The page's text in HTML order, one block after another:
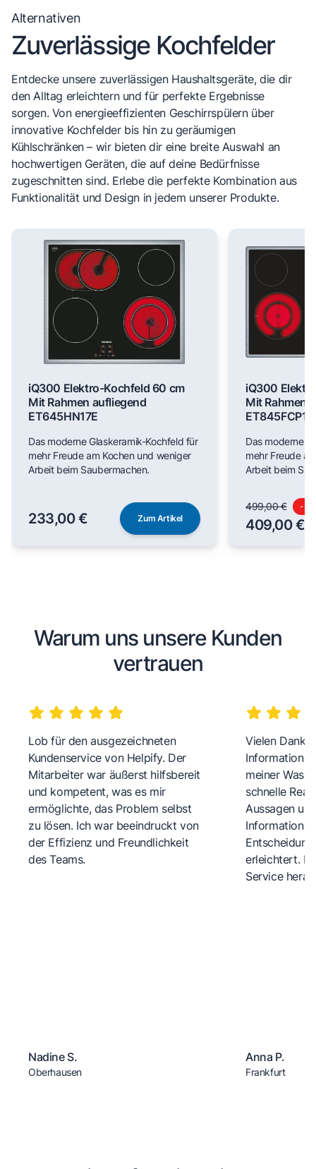
Alternativen
Zuverlässige Kochfelder
Entdecke unsere zuverlässigen Haushaltsgeräte, die dir
den Alltag erleichtern und für perfekte Ergebnisse
sorgen. Von energieeffizienten Geschirrspülern über
innovative Kochfelder bis hin zu geräumigen
Kühlschränken – wir bieten dir eine breite Auswahl an
hochwertigen Geräten, die auf deine Bedürfnisse
zugeschnitten sind. Erlebe die perfekte Kombination aus
Funktionalität und Design in jedem unserer Produkte.
iQ300 Elektro-Kochfeld 60 cm
Mit Rahmen aufliegend
ET645HN17E
Das moderne Glaskeramik-Kochfeld für
mehr Freude am Kochen und weniger
Arbeit beim Saubermachen.
233,00 € Zum Artikel
iQ300
Mit Rahmen
ET845FCP1D
Das moderne
mehr Freude
Arbeit beim
499,00 € -18
409,00 €
Warum uns unsere Kunden
vertrauen
Lob für den ausgezeichneten
Kundenservice von Helpify. Der
Mitarbeiter war äußerst hilfsbereit
und kompetent, was es mir
ermöglichte, das Problem selbst
zu lösen. Ich war beeindruckt von
der Effizienz und Freundlichkeit
des Teams.
Nadine S.
Oberhausen
Vielen Dank
meiner
schnelle
Aussagen
erleichtert.
Service
Anna P.
Frankfurt